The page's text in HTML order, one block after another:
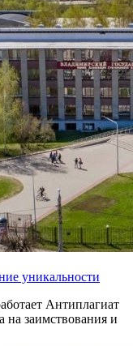
уникальности
Антиплагиат
заимствования и